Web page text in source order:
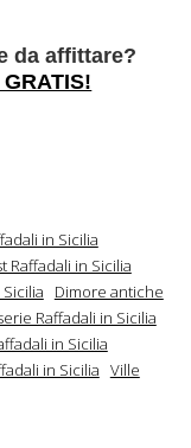
da affittare?
in Sicilia
Raffadali in Sicilia
Dimore antiche
Raffadali in Sicilia
in Sicilia
in Sicilia Ville